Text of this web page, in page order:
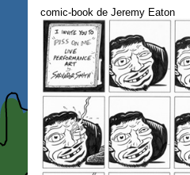
comic-book de Jeremy Eaton